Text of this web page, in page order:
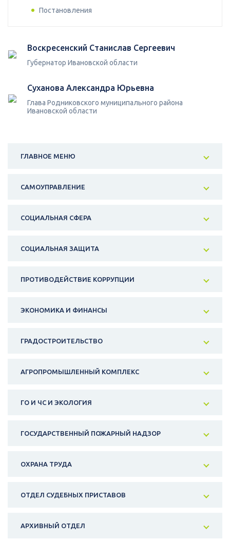
Постановления
Воскресенский Станислав Сергеевич
Губернатор Ивановской области
Суханова Александра Юрьевна
Глава Родниковского муниципального района
Ивановской области
ГЛАВНОЕ МЕНЮ
САМОУПРАВЛЕНИЕ
СОЦИАЛЬНАЯ СФЕРА
СОЦИАЛЬНАЯ ЗАЩИТА
ПРОТИВОДЕЙСТВИЕ КОРРУПЦИИ
ЭКОНОМИКА И ФИНАНСЫ
ГРАДОСТРОИТЕЛЬСТВО
АГРОПРОМЫШЛЕННЫЙ КОМПЛЕКС
ГО И ЧС И ЭКОЛОГИЯ
ГОСУДАРСТВЕННЫЙ ПОЖАРНЫЙ НАДЗОР
ОХРАНА ТРУДА
ОТДЕЛ СУДЕБНЫХ ПРИСТАВОВ
АРХИВНЫЙ ОТДЕЛ